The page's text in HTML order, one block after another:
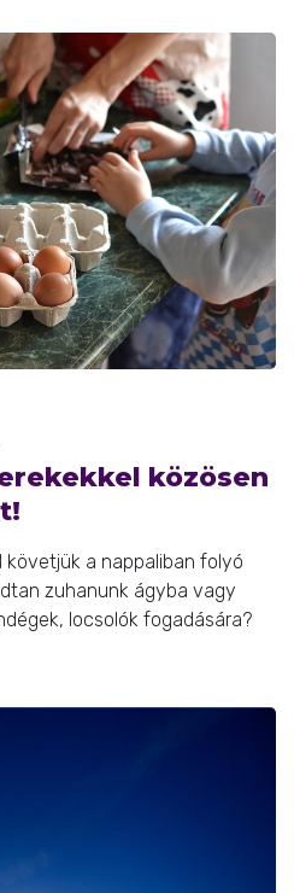
közösen
követjük a nappaliban folyó
zuhanunk ágyba vagy
locsolók fogadására?